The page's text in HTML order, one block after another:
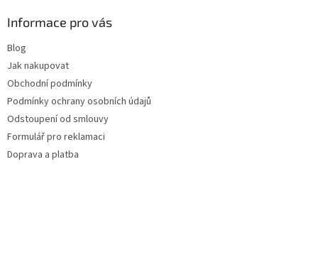
Informace pro vás
Blog
Jak nakupovat
Obchodní podmínky
Podmínky ochrany osobních údajů
Odstoupení od smlouvy
Formulář pro reklamaci
Doprava a platba